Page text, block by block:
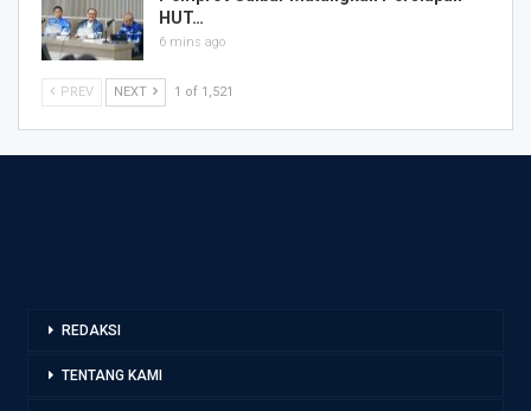
HUT…
6 mins ago
PREV NEXT 1 of 1,521
REDAKSI
TENTANG KAMI